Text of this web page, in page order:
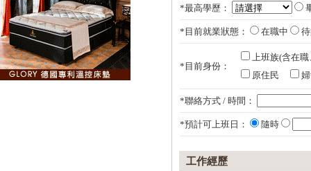
*最高學歷：
*目前就業狀態： 在職中
*目前身份：
上班族(含在
原住民
*聯絡方式 / 時間：
*預計可上班日： 隨時
工作經歷